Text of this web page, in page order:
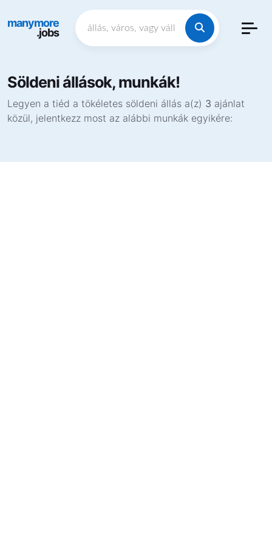
manymore
.jobs
Söldeni állások, munkák!
Legyen a tiéd a tökéletes söldeni állás a(z) 3 ajánlat
közül, jelentkezz most az alábbi munkák egyikére: